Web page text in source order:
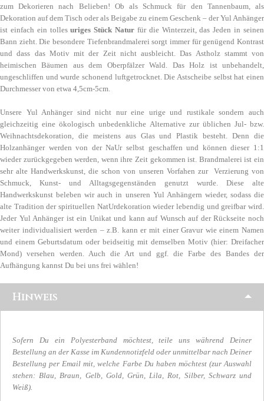
zum Dekorieren nach Belieben! Ob als Schmuck für den Tannenbaum, als
Dekoration auf dem Tisch oder als Beigabe zu einem Geschenk – der Yul Anhänger
ist einfach ein tollesuriges Stück Natur für die Winterzeit, das Jeden in seinen
Bann zieht. Die besondere Tiefenbrandmalerei sorgt immer für genügend Kontrast
und dass das Motiv mit der Zeit nicht ausbleicht. Das Astholz stammt von
heimischen Bäumen aus dem Oberpfälzer Wald. Das Holz ist unbehandelt,
ungeschliffen und wurde schonend luftgetrocknet. Die Astscheibe selbst hat einen
Durchmesser von etwa 4,5cm-5cm.
Unsere Yul Anhänger sind nicht nur eine urige und rustikale sondern auch
gleichzeitig eine ökologisch unbedenkliche Alternative zur üblichen Jul- bzw.
Weihnachtsdekoration, die meistens aus Glas und Plastik besteht. Denn die
Holzanhänger werden von der NaUr selbst geschaffen und können dieser 1:1
wieder zurückgegeben werden, wenn ihre Zeit gekommen ist. Brandmalerei ist ein
sehr alte Handwerkskunst, die schon von unseren Vorfahen zur Verzierung von
Schmuck, Kunst- und Alltagsgegenständen genutzt wurde. Diese alte
Handwerkskunst beleben wir auch in unseren Yul Anhängern wieder, sodass die
alte Tradition der spirituellen NatUrdekoration wieder lebendig und greifbar wird.
Jeder Yul Anhänger ist ein Unikat und kann auf Wunsch auf der Rückseite noch
weiter individualisiert werden – z.B. kann er mit einer Gravur wie einem Namen
und einem Geburtsdatum oder beidseitig mit demselben Motiv (hier: Dreifacher
Mond) versehen werden. Auch die Art und ggf. die Farbe des Bandes der
Aufhängung kannst Du bei uns frei wählen!
Hinweis
Sofern Du ein Polyesterband möchtest, teile uns während Deiner
Bestellung an der Kasse im Kundennotizfeld oder unmittelbar nach Deiner
Bestellung per Email mit, welche Farbe Du haben möchtest (zur Auswahl
stehen: Blau, Braun, Gelb, Gold, Grün, Lila, Rot, Silber, Schwarz und
Weiß).